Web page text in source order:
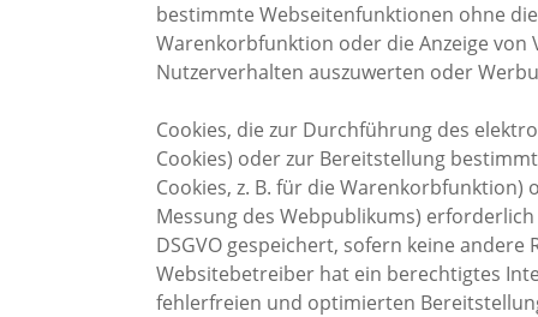
bestimmte Webseitenfunktionen ohne
Warenkorbfunktion oder die Anzeige von
Nutzerverhalten auszuwerten oder
Cookies, die zur Durchführung des
Cookies) oder zur Bereitstellung
Cookies, z. B. für die Warenkorbfunktion)
Messung des Webpublikums)
DSGVO gespeichert, sofern keine
Websitebetreiber hat ein berechtigtes
fehlerfreien und optimierten